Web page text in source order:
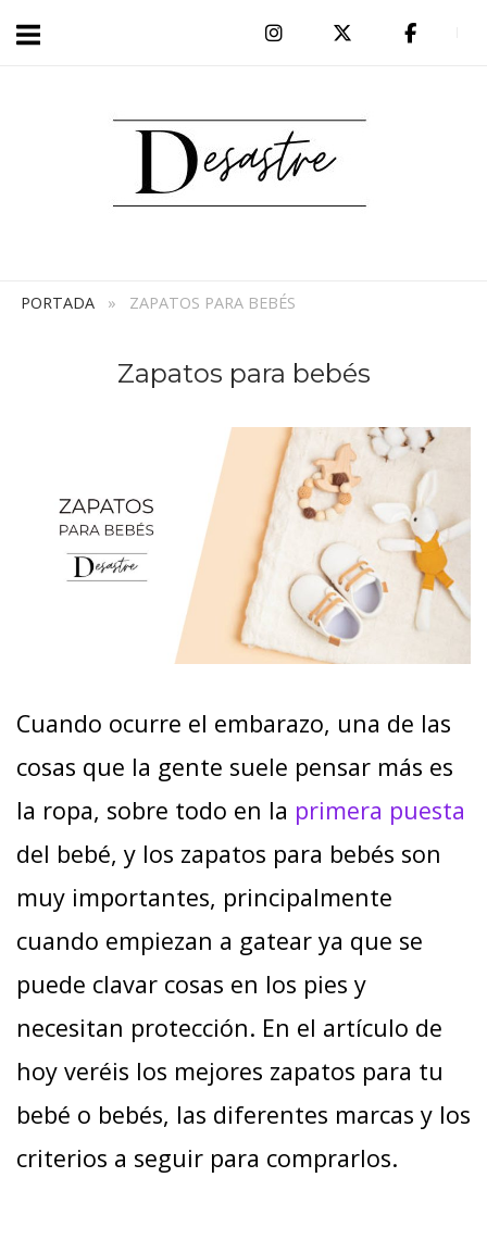
PORTADA » ZAPATOS PARA BEBÉS
Zapatos para bebés
Cuando ocurre el embarazo, una de las
cosas que la gente suele pensar más es
la ropa, sobre todo en la primera puesta
del bebé, y los zapatos para bebés son
muy importantes, principalmente
cuando empiezan a gatear ya que se
puede clavar cosas en los pies y
necesitan protección. En el artículo de
hoy veréis los mejores zapatos para tu
bebé o bebés, las diferentes marcas y los
criterios a seguir para comprarlos.